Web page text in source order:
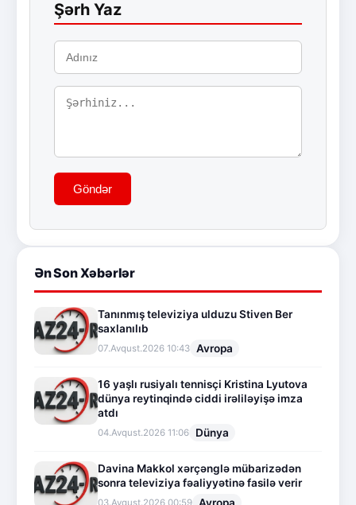
Şərh Yaz
Göndər
Ən Son Xəbərlər
Tanınmış televiziya ulduzu Stiven Ber
saxlanılıb
07.Avqust.2026 10:43 Avropa
16 yaşlı rusiyalı tennisçi Kristina Lyutova
dünya reytinqində ciddi irəliləyişə imza
atdı
04.Avqust.2026 11:06 Dünya
Davina Makkol xərçənglə mübarizədən
sonra televiziya fəaliyyətinə fasilə verir
03.Avqust.2026 00:59